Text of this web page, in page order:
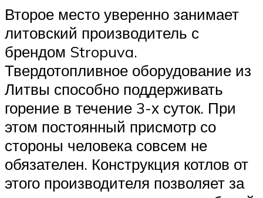
Второе место уверенно занимает
литовский производитель с
брендом Stropuva.
Твердотопливное оборудование из
Литвы способно поддерживать
горение в течение 3-х суток. При
этом постоянный присмотр со
стороны человека совсем не
обязателен. Конструкция котлов от
этого производителя позволяет за